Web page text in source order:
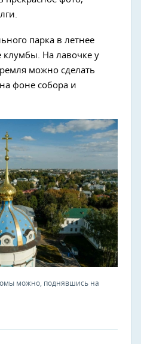
парка в летнее
клумбы. На лавочке у
можно сделать
фоне собора и
можно, поднявшись на